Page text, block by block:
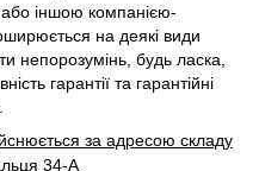
іншою компанією-
на деякі види
непорозумінь, будь ласка,
гарантії та гарантійні
за адресою складу
34-А